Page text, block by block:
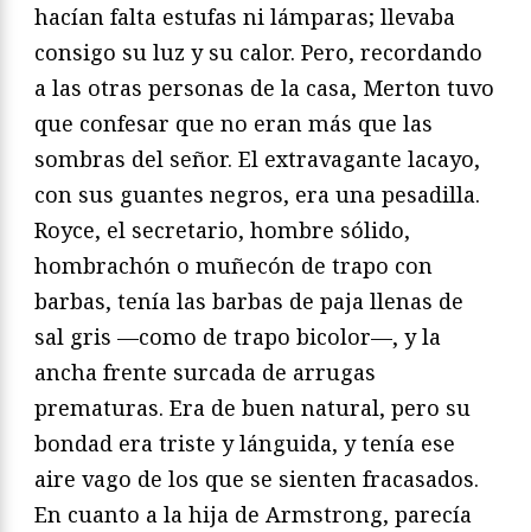
hacían falta estufas ni lámparas; llevaba
consigo su luz y su calor. Pero, recordando
a las otras personas de la casa, Merton tuvo
que confesar que no eran más que las
sombras del señor. El extravagante lacayo,
con sus guantes negros, era una pesadilla.
Royce, el secretario, hombre sólido,
hombrachón o muñecón de trapo con
barbas, tenía las barbas de paja llenas de
sal gris —como de trapo bicolor—, y la
ancha frente surcada de arrugas
prematuras. Era de buen natural, pero su
bondad era triste y lánguida, y tenía ese
aire vago de los que se sienten fracasados.
En cuanto a la hija de Armstrong, parecía